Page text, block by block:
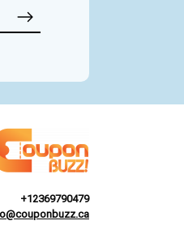
+12369790479